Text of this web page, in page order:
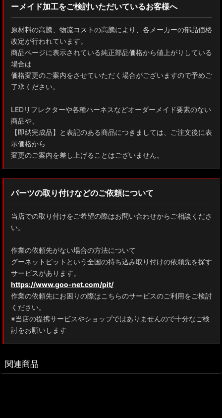
ーメイド加工をご検討いただいているお客様へ
原材料の高騰、物流コストの高騰により、各メーカーの部品価格
改定が行われています。
商品ページに表示されている純正部品価格から値上がりしている
場合は
価格変更のご案内をさせていただく場合がございますので予めご
了承ください。
LEDリフレクターや各種ハーネスなどオーダーメイド要素のない
商品や、
【即納完成品】と表記のある商品につきましては、ご注文後に表
示価格から
変更のご案内を差し上げることはございません。
パーツの取り付けなどのご依頼について
当店での取り付けをご希望の際はお問い合わせからご相談くださ
い。
作業の依頼先がない場合の方法について
グーネットピットという全国の持ち込み取り付けの依頼先を探す
サービスがあります。
https://www.goo-net.com/pit/
作業の依頼先にお困りの際はこちらのサービスのご利用をご検討
ください。
※当店の提携サービスやショップではありませんので十分なご検
討をお願いします
関連商品